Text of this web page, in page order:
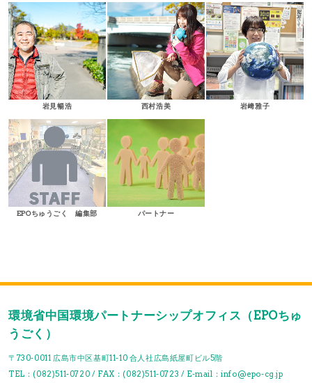
岩見暢浩 西村浩美 岩﨑雅子
EPOちゅうごく 編集部 パートナー
環境省中国環境パートナーシップオフィス（EPOちゅ
うごく）
〒730-0011 広島市中区基町11-10 合人社広島紙屋町ビル5階
TEL：(082)511-0720 / FAX：(082)511-0723 / E-mail：info@epo-cg.jp